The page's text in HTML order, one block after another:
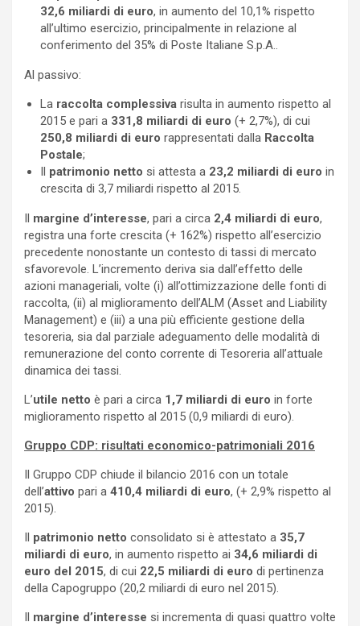
32,6 miliardi di euro, in aumento del 10,1% rispetto
all’ultimo esercizio, principalmente in relazione al
conferimento del 35% di Poste Italiane S.p.A..
Al passivo:
La raccolta complessiva risulta in aumento rispetto al
2015 e pari a 331,8 miliardi di euro (+ 2,7%), di cui
250,8 miliardi di euro rappresentati dalla Raccolta
Postale;
Il patrimonio netto si attesta a 23,2 miliardi di euro in
crescita di 3,7 miliardi rispetto al 2015.
Il margine d’interesse, pari a circa 2,4 miliardi di euro,
registra una forte crescita (+ 162%) rispetto all’esercizio
precedente nonostante un contesto di tassi di mercato
sfavorevole. L’incremento deriva sia dall’effetto delle
azioni manageriali, volte (i) all’ottimizzazione delle fonti di
raccolta, (ii) al miglioramento dell’ALM (Asset and Liability
Management) e (iii) a una più efficiente gestione della
tesoreria, sia dal parziale adeguamento delle modalità di
remunerazione del conto corrente di Tesoreria all’attuale
dinamica dei tassi.
L’utile netto è pari a circa 1,7 miliardi di euro in forte
miglioramento rispetto al 2015 (0,9 miliardi di euro).
Gruppo CDP: risultati economico-patrimoniali 2016
Il Gruppo CDP chiude il bilancio 2016 con un totale
dell’attivo pari a 410,4 miliardi di euro, (+ 2,9% rispetto al
2015).
Il patrimonio netto consolidato si è attestato a 35,7
miliardi di euro, in aumento rispetto ai 34,6 miliardi di
euro del 2015, di cui 22,5 miliardi di euro di pertinenza
della Capogruppo (20,2 miliardi di euro nel 2015).
Il margine d’interesse si incrementa di quasi quattro volte